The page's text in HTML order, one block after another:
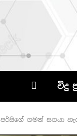
විදු
පර්සිගේ ගමන් සගයා